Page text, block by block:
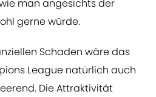
man angesichts der
gerne würde.
Schaden wäre das
League natürlich auch
Die Attraktivität